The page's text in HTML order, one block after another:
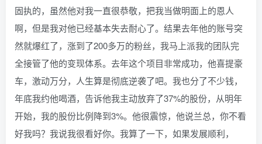
固执的，虽然他对我一直很恭敬，把我当做明面上的恩人
啊，但是我对他已经基本失去耐心了。结果去年他的账号突
然就爆红了，涨到了200多万的粉丝，我马上派我的团队完
全接管了他的变现体系。去年这个项目非常成功，他喜提豪
车，激动万分，人生算是彻底逆袭了吧。我也分了不少钱，
年底我约他喝酒，告诉他我主动放弃了37%的股份，从明年
开始，我的股份比例降到3%。他很震惊，他说兰总，你不看
好我吗？我说我很看好你。我算了一下，如果发展顺利，